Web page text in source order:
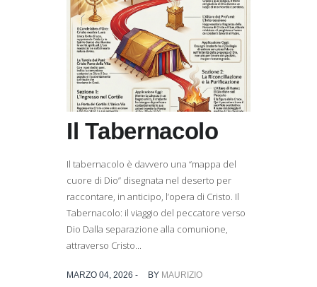
Il Tabernacolo
Il tabernacolo è davvero una “mappa del
cuore di Dio” disegnata nel deserto per
raccontare, in anticipo, l’opera di Cristo. Il
Tabernacolo: il viaggio del peccatore verso
Dio Dalla separazione alla comunione,
attraverso Cristo...
MARZO 04, 2026 - BY MAURIZIO